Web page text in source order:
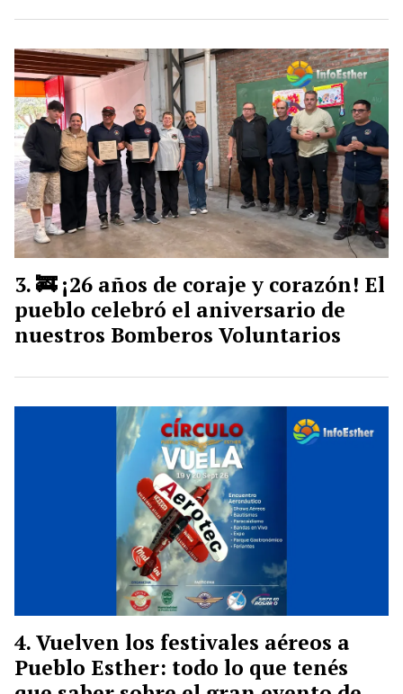
🚒 ¡26 años de coraje y corazón! El
pueblo celebró el aniversario de
nuestros Bomberos Voluntarios
Vuelven los festivales aéreos a
Pueblo Esther: todo lo que tenés